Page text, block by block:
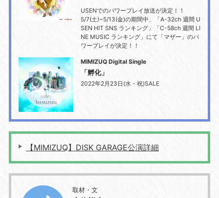
USENでのパワープレイ放送が決定！！
5/7(土)~5/13(金)の期間中、「A-32ch 週間 U
SEN HIT SNS ランキング」「C-58ch 週間 LI
NE MUSIC ランキング」にて「マザー」のパ
ワープレイが決定！！
MIMIZUQ Digital Single
「孵化」
2022年2月23日(水・祝)SALE
【MIMIZUQ】DISK GARAGE公演詳細
取材・文